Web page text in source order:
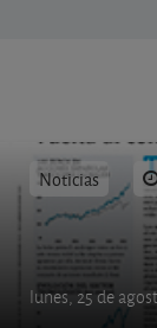
Noticias
lunes, 25 de